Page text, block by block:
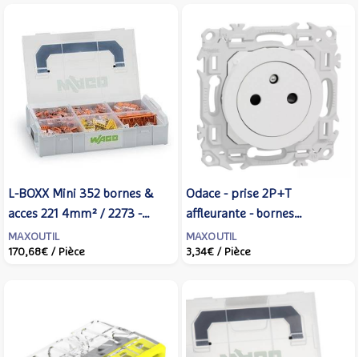
E120CA00 - PETZL
DISTRIBUTION
L-BOXX Mini 352 bornes &
acces 221 4mm² / 2273 -
WAGO - 887-955
MAXOUTIL
170,68€ / Pièce
Odace - prise 2P+T
affleurante - bornes
automatiques - blanc craie -
SCHNEIDER - S920052 -
MAXOUTIL
3,34€ / Pièce